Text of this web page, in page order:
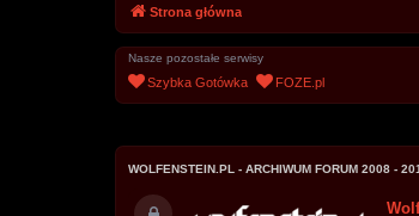
Strona główna
Nasze pozostałe serwisy
Szybka Gotówka FOZE.pl
WOLFENSTEIN.PL - ARCHIWUM FORUM 2008 -